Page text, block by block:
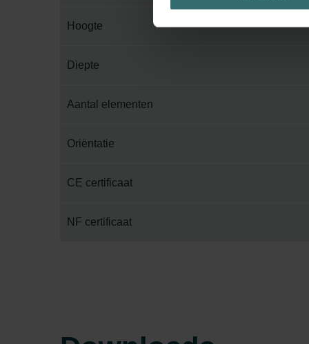
Datenschutzerklärung
Hoogte
Diepte
Aantal elementen
Oriëntatie
CE certificaat
NF certificaat